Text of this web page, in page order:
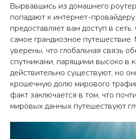
Вырвавшись из домашнего
попадают к интернет-
предоставляет вам доступ в
самое грандиозное
уверены, что глобальная связь
спутниками, парящими высоко в
действительно существуют, но
крошечную долю мирового
факт заключается в том, что
мировых данных путешествуют